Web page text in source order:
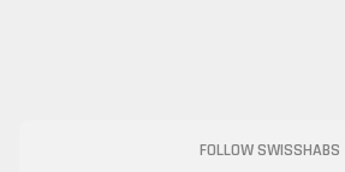
FOLLOW SWISSHABS